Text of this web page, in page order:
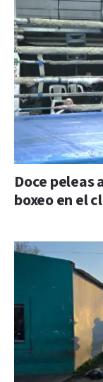
Doce peleas
boxeo en el